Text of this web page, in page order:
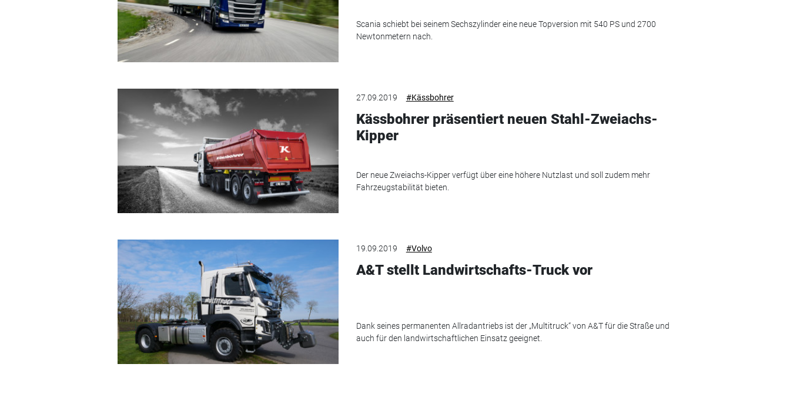
Scania schiebt bei seinem Sechszylinder eine neue Topversion mit 540 PS und 2700
Newtonmetern nach.
27.09.2019 #Kässbohrer
Kässbohrer präsentiert neuen Stahl-Zweiachs-
Kipper
Der neue Zweiachs-Kipper verfügt über eine höhere Nutzlast und soll zudem mehr
Fahrzeugstabilität bieten.
19.09.2019 #Volvo
A&T stellt Landwirtschafts-Truck vor
Dank seines permanenten Allradantriebs ist der „Multitruck“ von A&T für die Straße und
auch für den landwirtschaftlichen Einsatz geeignet.